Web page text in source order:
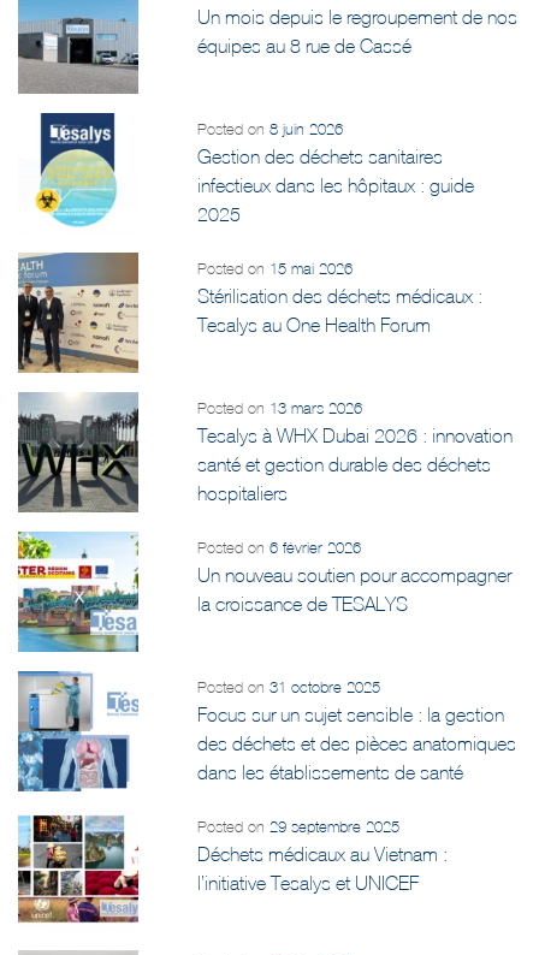
Un mois depuis le regroupement de nos
équipes au 8 rue de Cassé
Posted on8 juin 2026
Gestion des déchets sanitaires
infectieux dans les hôpitaux : guide
2025
Posted on 15 mai 2026
Stérilisation des déchets médicaux :
Tesalys au One Health Forum
Posted on 13 mars 2026
Tesalys à WHX Dubai 2026 : innovation
santé et gestion durable des déchets
hospitaliers
Posted on6 février 2026
Un nouveau soutien pour accompagner
la croissance de TESALYS
Posted on31 octobre 2025
Focus sur un sujet sensible : la gestion
des déchets et des pièces anatomiques
dans les établissements de santé
Posted on 29 septembre 2025
Déchets médicaux au Vietnam :
l’initiative Tesalys et UNICEF